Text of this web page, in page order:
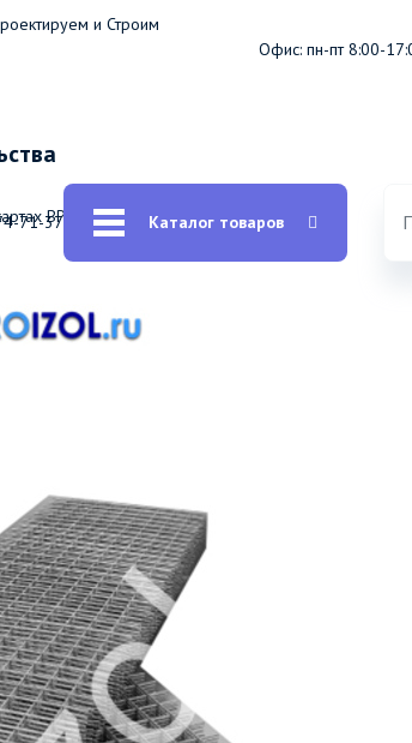
и Строим
Офис: пн-пт 8:00-
71-37 Каталог товаров
ВР-1